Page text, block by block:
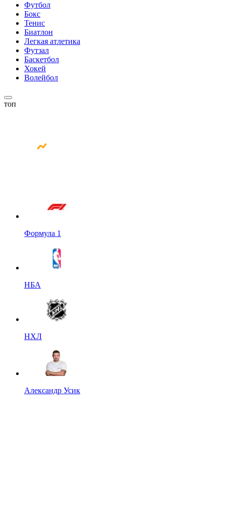
Футбол
Бокс
Тенис
Биатлон
Легкая атлетика
Футзал
Баскетбол
Хокей
Волейбол
топ
Формула 1
НБА
НХЛ
Александр Усик